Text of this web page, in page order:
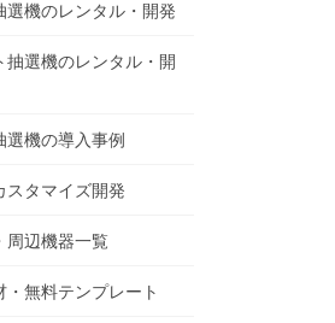
選機のレンタル・開発
選機のレンタル・開
機の導入事例
スタマイズ開発
周辺機器一覧
無料テンプレート